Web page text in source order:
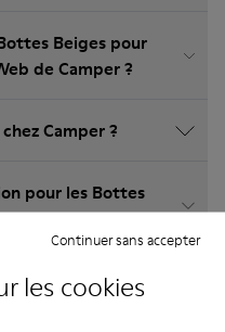
les cookies
Continuer sans accepter
Beiges pour
de Camper ?
Camper ?
pour les Bottes